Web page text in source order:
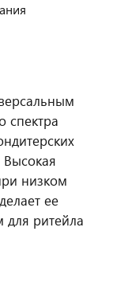
спектра
низком
ее
ритейла